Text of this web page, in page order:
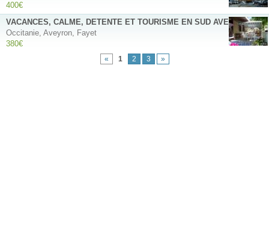
400€
VACANCES, CALME, DETENTE ET TOURISME EN SUD AVEYRON
Occitanie, Aveyron, Fayet
380€
« 1 2 3 »